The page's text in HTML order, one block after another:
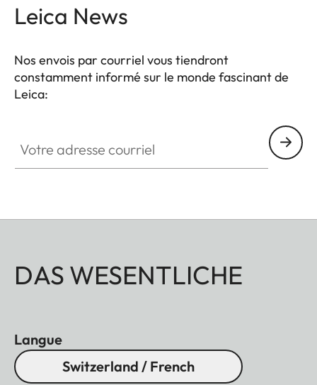
rapidement.
Leica News
Nos envois par courriel vous tiendront
constamment informé sur le monde fascinant de
Leica:
DAS WESENTLICHE
Langue
Switzerland / French